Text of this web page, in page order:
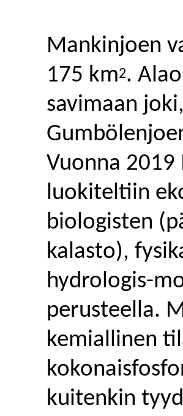
Mankinjoen
175 km2.
savimaan
Vuonna
luokiteltiin
biologisten
kalasto),
hydrologis-
perusteella.
kemiallinen
kuitenkin